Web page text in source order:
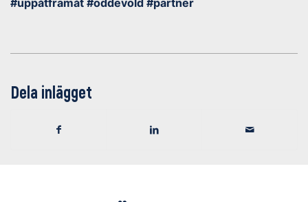
#uppåtframåt #oddevold #partner
Dela inlägget